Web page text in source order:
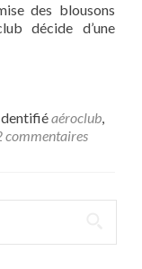
des blousons
décide d’une
aéroclub,
commentaires